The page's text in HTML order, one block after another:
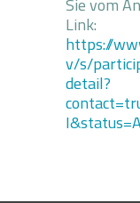
Sie vom
Link:
https://
v/s/
detail?